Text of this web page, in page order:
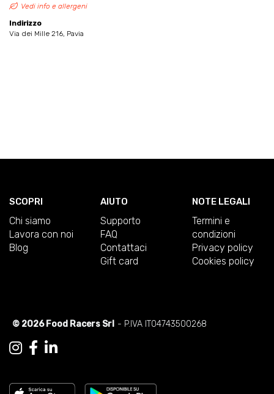
Vedi info e allergeni
Indirizzo
Via dei Mille 216, Pavia
SCOPRI
Chi siamo
Lavora con noi
Blog
AIUTO
Supporto
FAQ
Contattaci
Gift card
NOTE LEGALI
Termini e
condizioni
Privacy policy
Cookies policy
© 2026 Food Racers Srl - P.IVA IT04743500268